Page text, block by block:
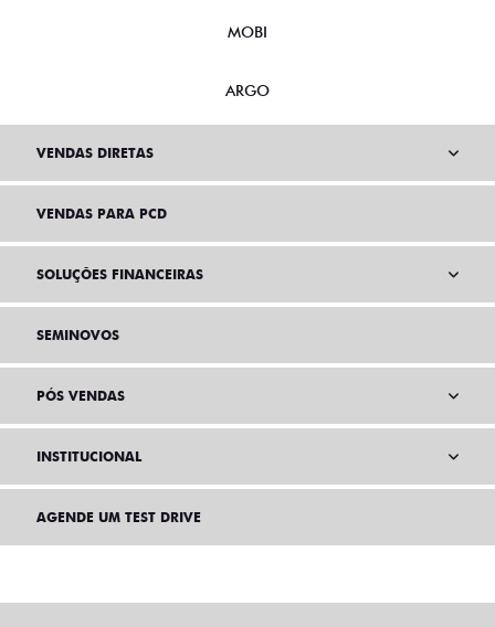
MOBI
ARGO
VENDAS DIRETAS
VENDAS PARA PCD
SOLUÇÕES FINANCEIRAS
SEMINOVOS
PÓS VENDAS
INSTITUCIONAL
AGENDE UM TEST DRIVE